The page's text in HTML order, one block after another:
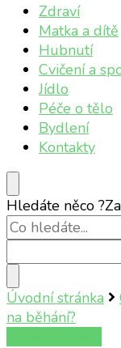
Přístav zdraví
Online magazín
Zdraví
Matka a dítě
Hubnutí
Cvičení a
Jídlo
Péče o tělo
Bydlení
Kontakty
Hledáte něco ?
Úvodní stránka
na běhání?